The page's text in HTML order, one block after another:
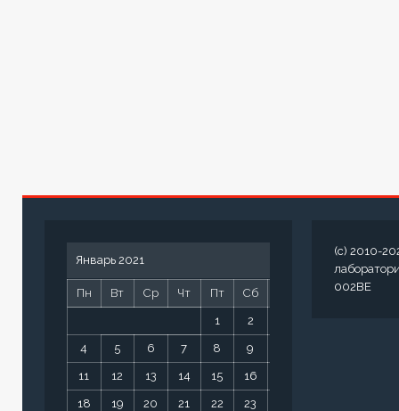
Январь 2021
Пн Вт Ср Чт Пт Сб
1 2
4 5 6 7 8 9
11 12 13 14 15 16
18 19 20 21 22 23
(c) 2010-
002BE